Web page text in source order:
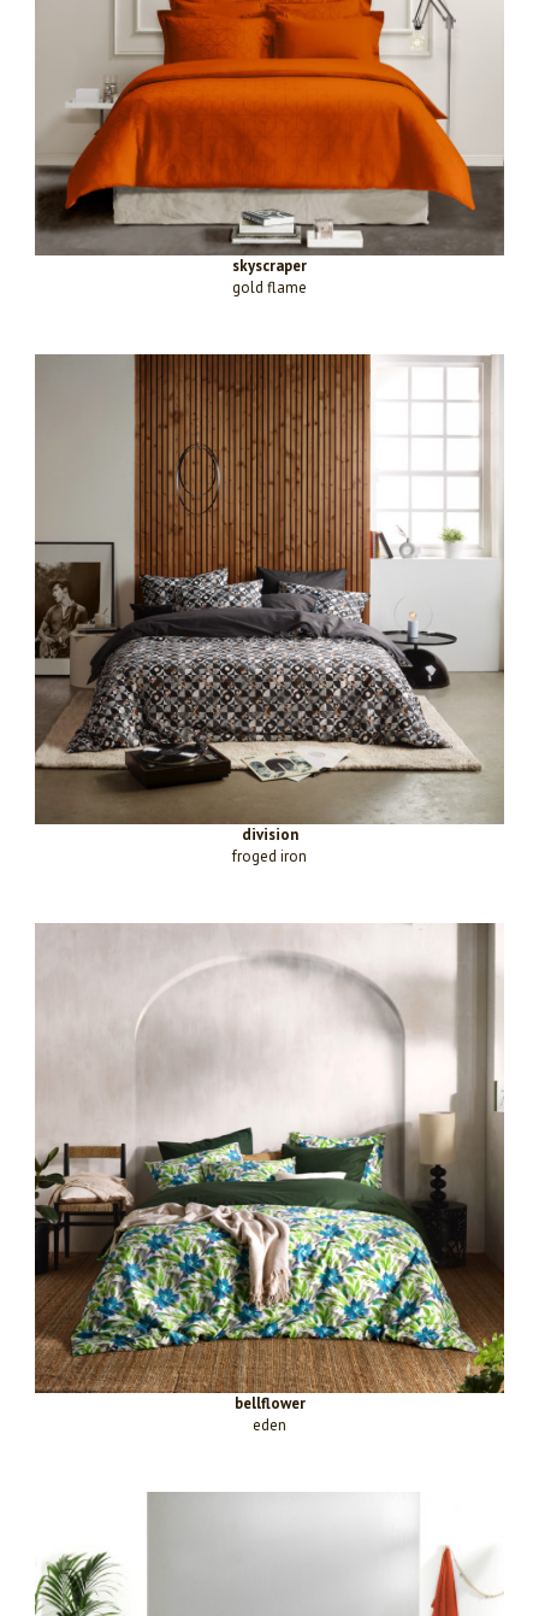
skyscraper
gold flame
division
froged iron
bellflower
eden